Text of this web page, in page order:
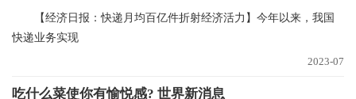
【经济日报：快递月均百亿件折射经济活力】今年以来，我国
快递业务实现
2023-07
吃什么菜使你有愉悦感? 世界新消息